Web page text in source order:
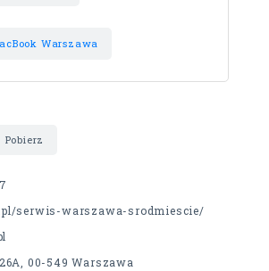
Warszawa
Pobierz
serwis-warszawa-srodmiescie/
00-549 Warszawa